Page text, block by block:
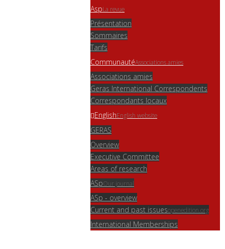
AspLa revue
Présentation
Sommaires
Tarifs
CommunautéAssociations amies
Associations amies
Geras International Correspondents
Correspondants locaux
EnglishEnglish website
GERAS
Overview
Executive Committee
Areas of research
ASpOur journal
ASp - overview
Current and past issuesopenedition.org
International Memberships